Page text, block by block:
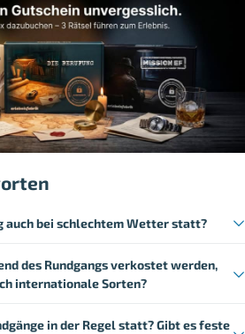
auch bei schlechtem Wetter statt?
des Rundgangs verkostet werden,
internationale Sorten?
in der Regel statt? Gibt es feste